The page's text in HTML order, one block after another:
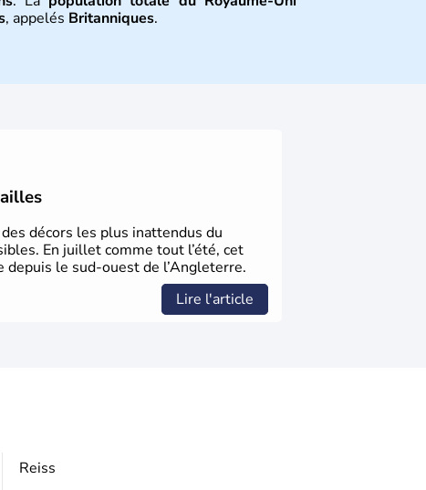
, appelés Britanniques.
Son
décors les plus inattendus du
En juillet comme tout l’été, cet
le sud-ouest de l’Angleterre.
Lire l'article
Reiss